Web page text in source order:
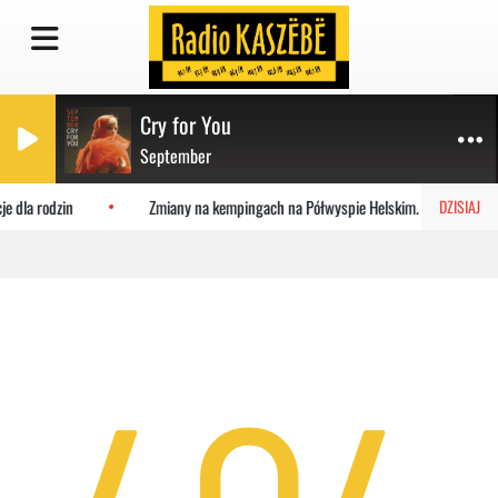
Cry for You
September
DZISIAJ
dla rodzin Zmiany na kempingach na Półwyspie Helskim. Powstaje